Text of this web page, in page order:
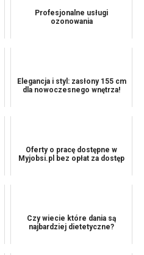
Profesjonalne usługi
ozonowania
Elegancja i styl: zasłony 155 cm
dla nowoczesnego wnętrza!
Oferty o pracę dostępne w
Myjobsi.pl bez opłat za dostęp
Czy wiecie które dania są
najbardziej dietetyczne?